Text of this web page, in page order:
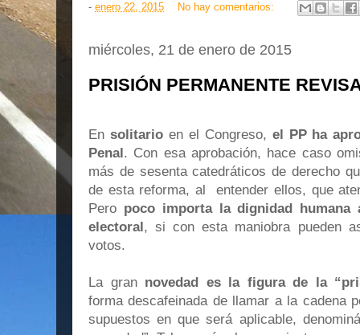
- enero 22, 2015 No hay comentarios:
miércoles, 21 de enero de 2015
PRISIÓN PERMANENTE
En solitarioen el Congreso, el PP ha
Penal. Con esa aprobación, hace caso
más de sesenta catedráticos de derecho
de esta reforma, al entender ellos, que
Pero poco importa la dignidad
electoral, si con esta maniobra pueden
votos.
La gran novedad es la figura de la
forma descafeinada de llamar a la cadena
supuestos en que será aplicable,